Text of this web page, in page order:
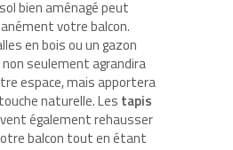
bien aménagé peut
votre balcon.
en bois ou un gazon
seulement agrandira
espace, mais apportera
naturelle. Les tapis
également rehausser
balcon tout en étant